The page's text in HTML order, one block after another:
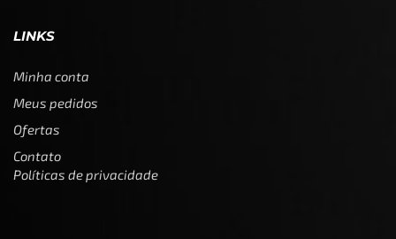
LINKS
Minha conta
Meus pedidos
Ofertas
Contato
Políticas de privacidade